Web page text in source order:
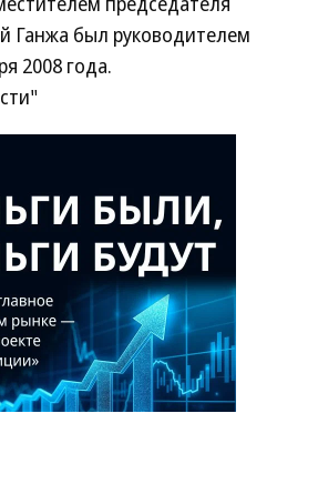
Ганжа был руководителем
2008 года.